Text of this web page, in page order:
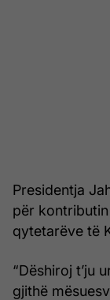
Presidentja
për
qytetarëve të
“Dëshiroj t’ju
gjithë